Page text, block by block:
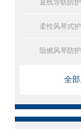
直线导轨防
柔性风琴式
阻燃风琴防
全